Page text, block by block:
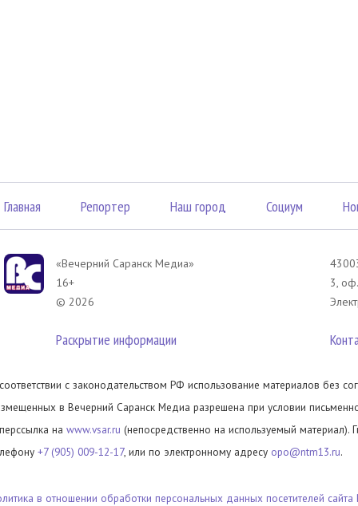
Главная Репортер Наш город Социум
«Вечерний Саранск Mедиа»
16+
© 2026
Раскрытие информации
3,
с законодательством РФ использование материалов без
в Вечерний Саранск Медиа разрешена при условии
на www.vsar.ru (непосредственно на используемый материал).
+7 (905) 009-12-17, или по электронному адресу opo@ntm13.ru.
в отношении обработки персональных данных посетителей